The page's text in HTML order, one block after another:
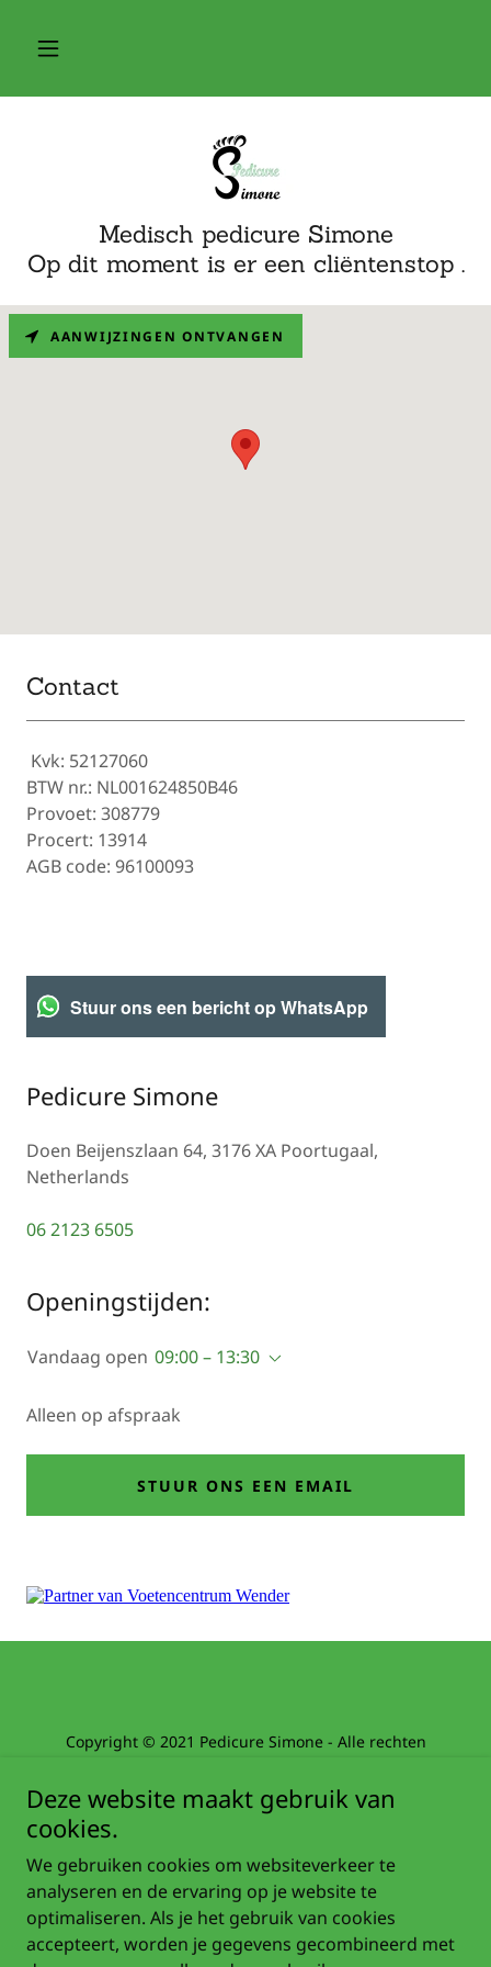
Medisch pedicure Simone
Op dit moment is er een cliëntenstop .
Contact
Kvk: 52127060
BTW nr.: NL001624850B46
Provoet: 308779
Procert: 13914
AGB code: 96100093
Stuur ons een bericht op WhatsApp
Pedicure Simone
Doen Beijenszlaan 64, 3176 XA Poortugaal,
Netherlands
06 2123 6505
Openingstijden:
Vandaag open 09:00 – 13:30
Alleen op afspraak
STUUR ONS EEN EMAIL
AANWIJZINGEN ONTVANGEN
Copyright © 2021 Pedicure Simone - Alle rechten
Ondersteund door
Deze website maakt gebruik van
cookies.
We gebruiken cookies om websiteverkeer te
analyseren en de ervaring op je website te
optimaliseren. Als je het gebruik van cookies
accepteert, worden je gegevens gecombineerd met